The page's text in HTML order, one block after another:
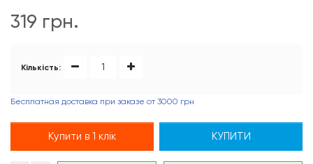
319 грн.
Кількість:
Бесплатная доставка при заказе от 3000 грн
Купити в 1 клік КУПИТИ